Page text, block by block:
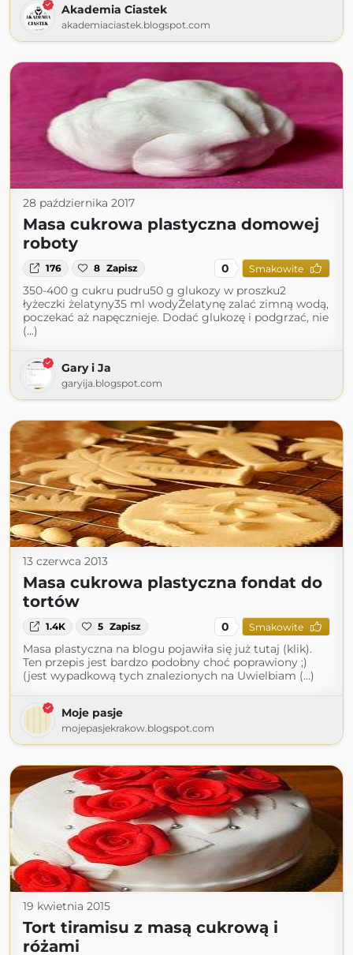
Akademia Ciastek
akademiaciastek.blogspot.com
28 października 2017
Masa cukrowa plastyczna domowej
roboty
176 8 Zapisz 0 Smakowite
350-400 g cukru pudru50 g glukozy w proszku2
łyżeczki żelatyny35 ml wodyŻelatynę zalać zimną wodą,
poczekać aż napęcznieje. Dodać glukozę i podgrzać, nie
(...)
Gary i Ja
garyija.blogspot.com
13 czerwca 2013
Masa cukrowa plastyczna fondat do
tortów
1.4K 5 Zapisz 0 Smakowite
Masa plastyczna na blogu pojawiła się już tutaj (klik).
Ten przepis jest bardzo podobny choć poprawiony ;)
(jest wypadkową tych znalezionych na Uwielbiam (...)
Moje pasje
mojepasjekrakow.blogspot.com
19 kwietnia 2015
Tort tiramisu z masą cukrową i
różami